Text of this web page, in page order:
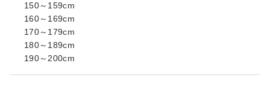
150～159cm
160～169cm
170～179cm
180～189cm
190～200cm